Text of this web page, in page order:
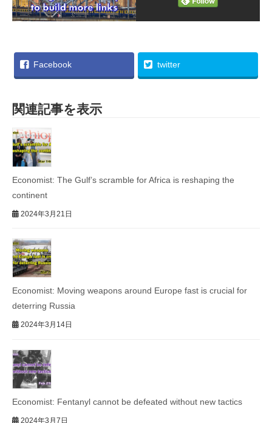
Facebook twitter
関連記事を表示
Economist: The Gulf’s scramble for Africa is reshaping the
continent
2024年3月21日
Economist: Moving weapons around Europe fast is crucial for
deterring Russia
2024年3月14日
Economist: Fentanyl cannot be defeated without new tactics
2024年3月7日